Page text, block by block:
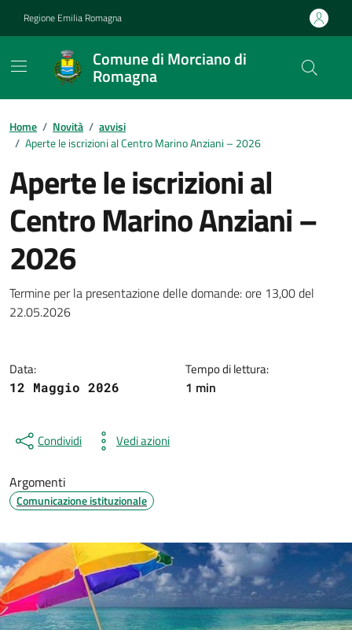
Regione Emilia Romagna
Comune di Morciano di
Romagna
Contenuti in evidenza
Home / Novità / avvisi
/ Aperte le iscrizioni al Centro Marino Anziani – 2026
Aperte le iscrizioni al
Centro Marino Anziani –
2026
Dettagli della notizia
Termine per la presentazione delle domande: ore 13,00 del
22.05.2026
Data:
12 Maggio 2026
Tempo di lettura:
1 min
Condividi Vedi azioni
Argomenti
Comunicazione istituzionale